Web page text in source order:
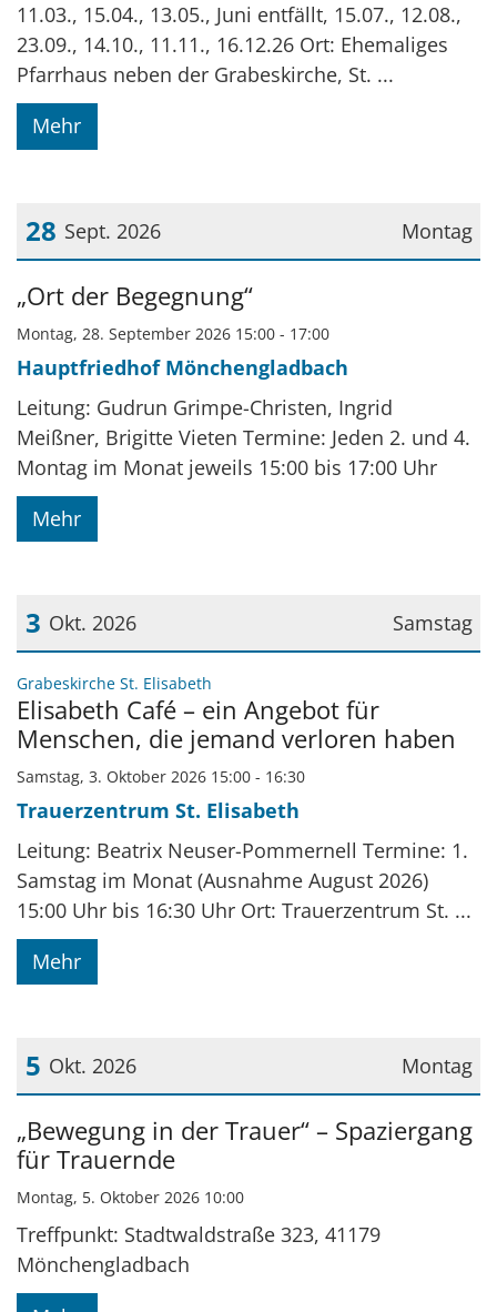
11.03., 15.04., 13.05., Juni entfällt, 15.07., 12.08.,
23.09., 14.10., 11.11., 16.12.26 Ort: Ehemaliges
Pfarrhaus neben der Grabeskirche, St. ...
Mehr
Montag
28 Sept. 2026
Datum: 28. September 2026
„Ort der Begegnung“
Montag, 28. September 2026 15:00 - 17:00
Hauptfriedhof Mönchengladbach
Leitung: Gudrun Grimpe-Christen, Ingrid
Meißner, Brigitte Vieten Termine: Jeden 2. und 4.
Montag im Monat jeweils 15:00 bis 17:00 Uhr
Mehr
Samstag
3 Okt. 2026
Datum: 3. Oktober 2026
Grabeskirche St. Elisabeth
Elisabeth Café – ein Angebot für
Menschen, die jemand verloren haben
Samstag, 3. Oktober 2026 15:00 - 16:30
Trauerzentrum St. Elisabeth
Leitung: Beatrix Neuser-Pommernell Termine: 1.
Samstag im Monat (Ausnahme August 2026)
15:00 Uhr bis 16:30 Uhr Ort: Trauerzentrum St. ...
Mehr
Montag
5 Okt. 2026
Datum: 5. Oktober 2026
„Bewegung in der Trauer“ – Spaziergang
für Trauernde
Montag, 5. Oktober 2026 10:00
Treffpunkt: Stadtwaldstraße 323, 41179
Mönchengladbach